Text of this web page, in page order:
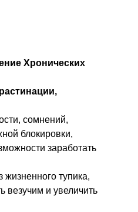
Хронических
сомнений,
блокировки,
заработать
жизненного тупика,
везучим и увеличить